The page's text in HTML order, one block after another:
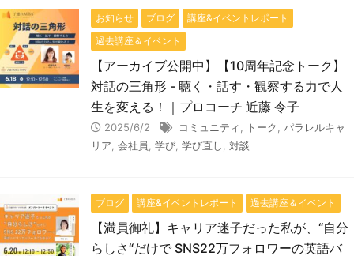
お知らせ ブログ
講座&イベントレポート
過去講座＆イベント
【アーカイブ公開中】【10周年記念トーク】
対話の三角形 - 聴く・話す・観察する力で人
生を変える！｜プロコーチ 近藤 令子
2025/6/2 コミュニティ トーク
パラレルキャ
リア 会社員 学び 学び直し 対談
ブログ 講座&イベントレポート 過去講座＆イベント
【満員御礼】キャリア迷子だった私が、“自分
らしさ“だけで SNS22万フォロワーの英語バ